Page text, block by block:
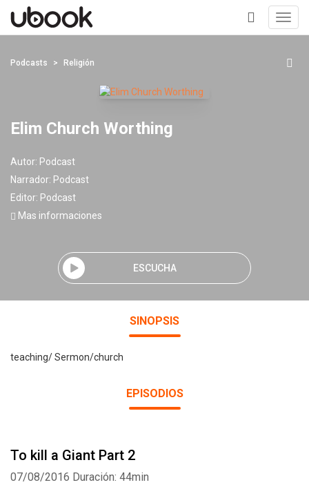
+
Podcasts Religión
Elim Church Worthing
Autor: Podcast
Narrador: Podcast
Editor: Podcast
Mas informaciones
ESCUCHA
SINOPSIS
teaching/ Sermon/church
EPISODIOS
To kill a Giant Part 2
07/08/2016 Duración: 44min